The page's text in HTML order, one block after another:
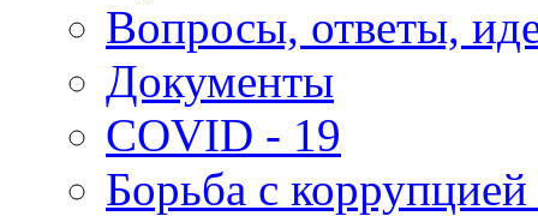
Вопросы, ответы,
Документы
COVID - 19
Борьба с